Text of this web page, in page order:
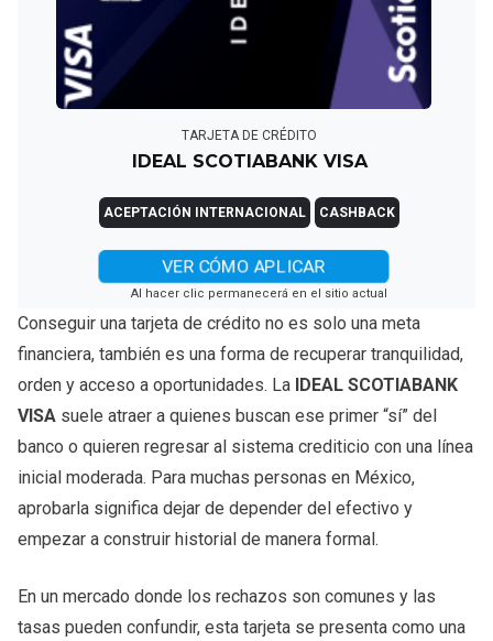
TARJETA DE CRÉDITO
IDEAL SCOTIABANK VISA
ACEPTACIÓN INTERNACIONAL CASHBACK
VER CÓMO APLICAR
Al hacer clic permanecerá en el sitio actual
Conseguir una tarjeta de crédito no es solo una meta
financiera, también es una forma de recuperar tranquilidad,
orden y acceso a oportunidades. La IDEAL SCOTIABANK
VISA suele atraer a quienes buscan ese primer “sí” del
banco o quieren regresar al sistema crediticio con una línea
inicial moderada. Para muchas personas en México,
aprobarla significa dejar de depender del efectivo y
empezar a construir historial de manera formal.
En un mercado donde los rechazos son comunes y las
tasas pueden confundir, esta tarjeta se presenta como una